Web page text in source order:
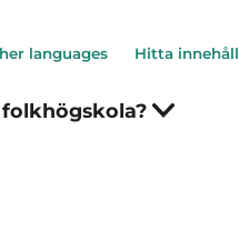
folkhögskola?
languages Hitta innehåll